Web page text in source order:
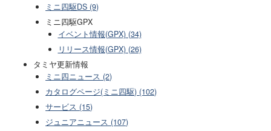
ミニ四駆DS (9)
ミニ四駆GPX
イベント情報(GPX) (34)
リリース情報(GPX) (26)
タミヤ更新情報
ミニ四ニュース (2)
カタログページ(ミニ四駆) (102)
サービス (15)
ジュニアニュース (107)